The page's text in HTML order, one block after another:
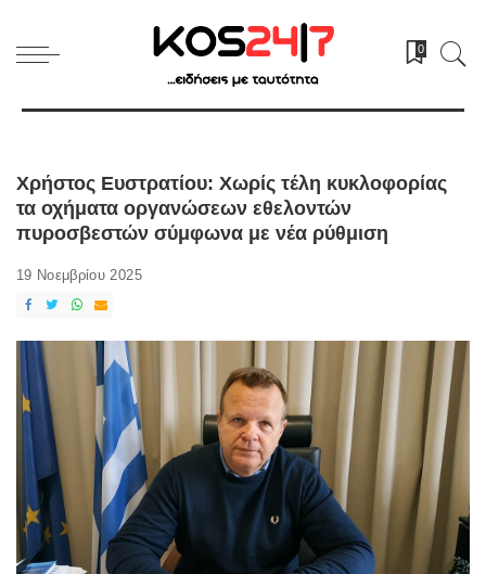
0
Χρήστος Ευστρατίου: Χωρίς τέλη κυκλοφορίας
τα οχήματα οργανώσεων εθελοντών
πυροσβεστών σύμφωνα με νέα ρύθμιση
19 Νοεμβρίου 2025